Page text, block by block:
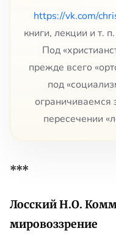
https://vk.com/
книги, лекции и т.
Под
прежде всего
под
ограничиваемся
пересечении
***
Лосский Н.О.
мировоззрение